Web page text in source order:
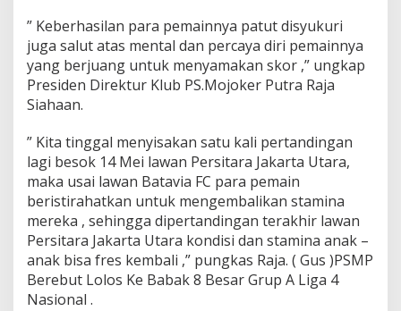
” Keberhasilan para pemainnya patut disyukuri
juga salut atas mental dan percaya diri pemainnya
yang berjuang untuk menyamakan skor ,” ungkap
Presiden Direktur Klub PS.Mojoker Putra Raja
Siahaan.
” Kita tinggal menyisakan satu kali pertandingan
lagi besok 14 Mei lawan Persitara Jakarta Utara,
maka usai lawan Batavia FC para pemain
beristirahatkan untuk mengembalikan stamina
mereka , sehingga dipertandingan terakhir lawan
Persitara Jakarta Utara kondisi dan stamina anak –
anak bisa fres kembali ,” pungkas Raja. ( Gus )PSMP
Berebut Lolos Ke Babak 8 Besar Grup A Liga 4
Nasional .